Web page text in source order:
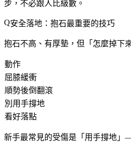
步，不必跟人比級數。
安全落地：抱石最重要的技巧
抱石不高、有厚墊，但「怎麼掉下
動作
屈膝緩衝
順勢後倒翻滾
別用手撐地
看好落點
新手最常見的受傷是「用手撐地」